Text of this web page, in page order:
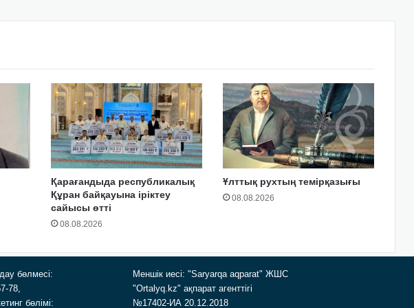
Қарағандыда республикалық
Құран байқауына іріктеу
сайысы өтті
08.08.2026
Ұлттық рухтың темірқазығы
08.08.2026
бөлмесі:
78,
бөлімі:
Меншік иесі: "Saryarqa aqparat" ЖШС
"Ortalyq.kz" ақпарат агенттігі
№17402-ИА 20.12.2018